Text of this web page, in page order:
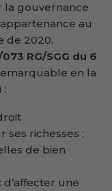
la gouvernance
au
de 2020,
RG/SGG du 6
en la
:
richesses ;
de bien
d’affecter une